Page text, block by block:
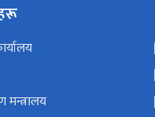
मन्त्रालय